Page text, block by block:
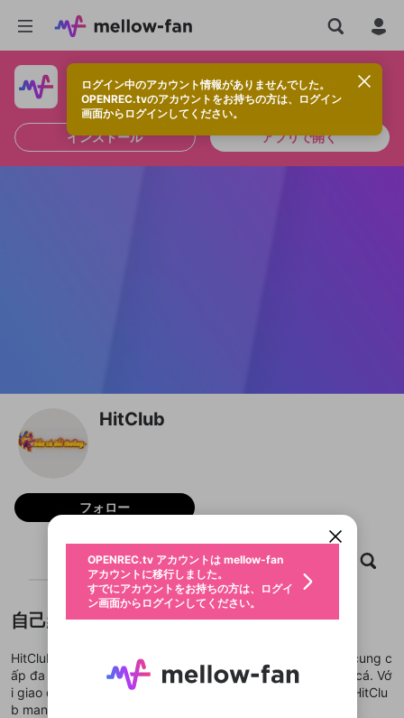
ログイン中のアカウント情報がありませんでした。
OPENREC.tvのアカウントをお持ちの方は、ログイン
画面からログインしてください。
快適に視聴するなら、アプリをインストールしよう！
インストール アプリで開く
HitClub
フォロー
ホーム 動画 キャプチャ プレイリスト
自己紹介
HitClub là cổng game bài đổi thưởng hàng đầu Việt Nam, cung c
ấp đa dạng trò chơi như game bài, slot, mini game và bắn cá. Vớ
i giao diện thân thiện, bảo mật cao và hỗ trợ đa nền tảng, HitClu
b mang
ブロックリストに追加しますか？
この動画の公開は終了しました
ファンレター
応援している配信者にファンレターを送ることがで
※ファンレター機能は有料サービスです。
固定動画に設定
マイページに表示されている動画 (ライブ配信、配
信予定、アーカイブ、アップロード動画) をページ
のトップに1つ固定できます。動画タイトル横のメ
ニューより設定することができます。
選択できるプレイリストがありません。
ポイントが不足しています
ご確認ください
した。 サービスを利用するには変更後の内容を
アカウントに移行しました。
すでにアカウントをお持ちの方は、ログイ
新規登録
メールアドレスで新規登録
または
@
カウントに統合しました。
こちらからOPENREC.tvでログイン中のア
ログイン
メールアドレスでログイン
または
ログイン
OPENREC.tv アカウントは mellow-fan
アカウントに移行しました。
すでにアカウントをお持ちの方は、ログイ
ン画面からログインしてください。
登録したメールアドレスを入力し、送信してくださ
入力していただいたメールアドレ
スに、パスワード再設定用URLを
パーソナルデータの登録
年 月
生年月は登録後に変更できません。
お住まいの地域
認証コードの入力
セッションの有効期限が切れたた
不適切なユーザーとして報告しま
すか？
問題を選択してください
わいせつな表現
サブスクシェア
Discordアカウントをお持ちでない方